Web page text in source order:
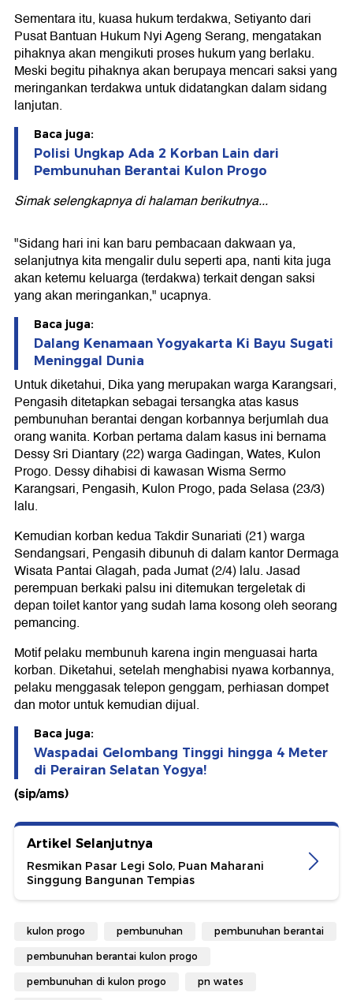
Sementara itu, kuasa hukum terdakwa, Setiyanto dari
Pusat Bantuan Hukum Nyi Ageng Serang, mengatakan
pihaknya akan mengikuti proses hukum yang berlaku.
Meski begitu pihaknya akan berupaya mencari saksi yang
meringankan terdakwa untuk didatangkan dalam sidang
lanjutan.
Baca juga:
Polisi Ungkap Ada 2 Korban Lain dari
Pembunuhan Berantai Kulon Progo
Simak selengkapnya di halaman berikutnya...
"Sidang hari ini kan baru pembacaan dakwaan ya,
selanjutnya kita mengalir dulu seperti apa, nanti kita juga
akan ketemu keluarga (terdakwa) terkait dengan saksi
yang akan meringankan," ucapnya.
Baca juga:
Dalang Kenamaan Yogyakarta Ki Bayu Sugati
Meninggal Dunia
Untuk diketahui, Dika yang merupakan warga Karangsari,
Pengasih ditetapkan sebagai tersangka atas kasus
pembunuhan berantai dengan korbannya berjumlah dua
orang wanita. Korban pertama dalam kasus ini bernama
Dessy Sri Diantary (22) warga Gadingan, Wates, Kulon
Progo. Dessy dihabisi di kawasan Wisma Sermo
Karangsari, Pengasih, Kulon Progo, pada Selasa (23/3)
lalu.
Kemudian korban kedua Takdir Sunariati (21) warga
Sendangsari, Pengasih dibunuh di dalam kantor Dermaga
Wisata Pantai Glagah, pada Jumat (2/4) lalu. Jasad
perempuan berkaki palsu ini ditemukan tergeletak di
depan toilet kantor yang sudah lama kosong oleh seorang
pemancing.
Motif pelaku membunuh karena ingin menguasai harta
korban. Diketahui, setelah menghabisi nyawa korbannya,
pelaku menggasak telepon genggam, perhiasan dompet
dan motor untuk kemudian dijual.
Baca juga:
Waspadai Gelombang Tinggi hingga 4 Meter
di Perairan Selatan Yogya!
(sip/ams)
Artikel Selanjutnya
Resmikan Pasar Legi Solo, Puan Maharani
Singgung Bangunan Tempias
kulon progo pembunuhan pembunuhan berantai
pembunuhan berantai kulon progo
pembunuhan di kulon progo pn wates